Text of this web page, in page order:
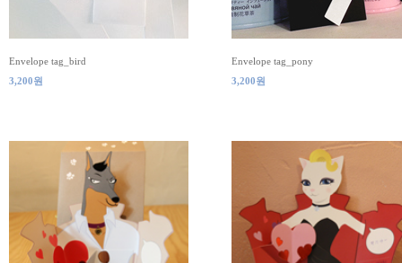
Envelope tag_bird
3,200원
Envelope tag_pony
3,200원